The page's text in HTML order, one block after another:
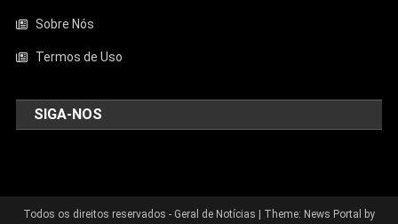
Sobre Nós
Termos de Uso
SIGA-NOS
Todos os direitos reservados - Geral de Notícias Theme: News Portal by